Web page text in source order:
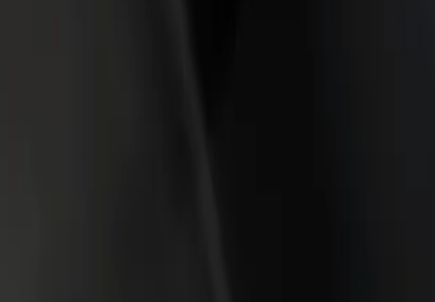
ja löydä täydellinen vaihtoehto matkaasi varten.